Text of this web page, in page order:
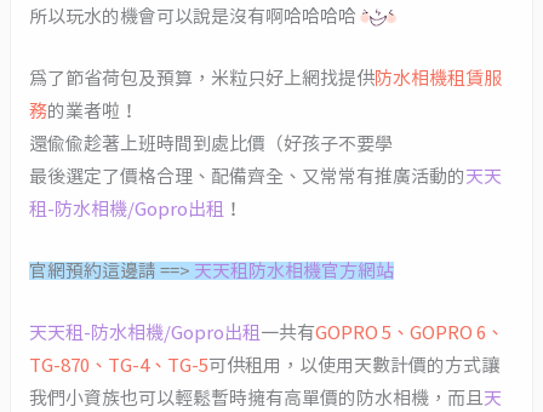
所以玩水的機會可以說是沒有啊哈哈哈哈
為了節省荷包及預算，米粒只好上網找提供防水相機租賃服
務的業者啦！
還偷偷趁著上班時間到處比價（好孩子不要學
最後選定了價格合理、配備齊全、又常常有推廣活動的 天天
租-防水相機/Gopro出租 ！
官網預約這邊請 ==> 天天租防水相機官方網站
天天租-防水相機/Gopro出租 一共有GOPRO 5、GOPRO 6、
TG-870、TG-4、TG-5可供租用，以使用天數計價的方式讓
我們小資族也可以輕鬆暫時擁有高單價的防水相機，而且 天